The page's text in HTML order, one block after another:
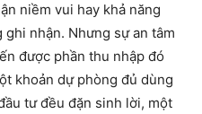
niềm vui hay khả năng
nhận. Nhưng sự an tâm
được phần thu nhập đó
khoản dự phòng đủ dùng
tư đều đặn sinh lời, một